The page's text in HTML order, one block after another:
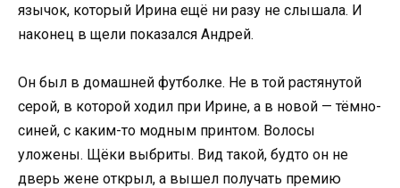
язычок, который Ирина ещё ни разу не слышала. И
наконец в щели показался Андрей.
Он был в домашней футболке. Не в той растянутой
серой, в которой ходил при Ирине, а в новой — тёмно-
синей, с каким-то модным принтом. Волосы
уложены. Щёки выбриты. Вид такой, будто он не
дверь жене открыл, а вышел получать премию